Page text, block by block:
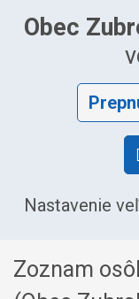
Obec
Nastavenie
Zoznam